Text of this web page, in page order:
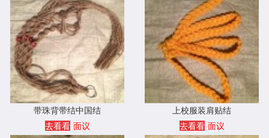
带珠背带结中国结
去看看 面议
上校服装肩贴结
去看看 面议